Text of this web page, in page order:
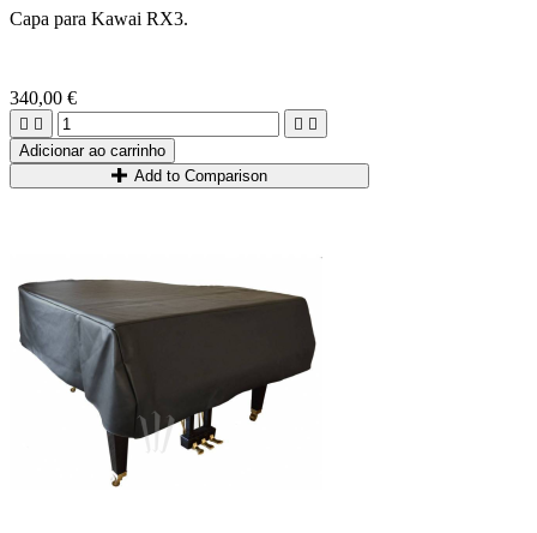
Capa para Kawai RX3.
340,00 €
   
Adicionar ao carrinho
Add to Comparison